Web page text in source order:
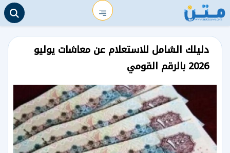
دليلك الشامل للاستعلام عن معاشات يوليو
2026 بالرقم القومي